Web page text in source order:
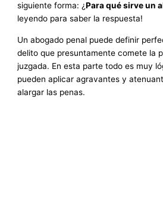
siguiente forma: ¿Para qué sirve un
leyendo para saber la respuesta!
Un abogado penal puede definir
delito que presuntamente comete la
juzgada. En esta parte todo es muy
pueden aplicar agravantes y
alargar las penas.